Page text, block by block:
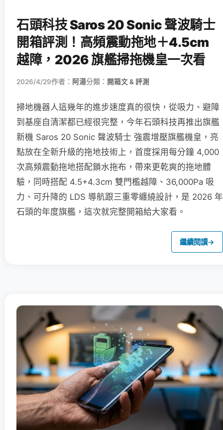
石頭科技 Saros 20 Sonic 聲波騎士
開箱評測！高頻震動拖地＋4.5cm
越障，2026 旗艦掃拖機皇一次看
2026/4/29作者： 阿湯分類： 開箱文 & 評測
掃地機器人這幾年的進步速度真的很快，從吸力、避障
到基座自清潔都已經很完整，今年石頭科技再推出旗艦
新機 Saros 20 Sonic 聲波騎士 強震增壓旗艦機皇，亮
點放在全新升級的拖地技術上，首度採用每分鐘 4,000
次高頻震動拖地搭配鎖水拖布，帶來更乾爽的拖地體
驗，同時搭配 4.5+4.3cm 雙門檻越障、36,000Pa 吸
力、可升降的 LDS 導航跟三重零纏繞設計，是 2026 年
石頭的年度旗艦，這次就完整開箱給大家看。
繼續閱讀→